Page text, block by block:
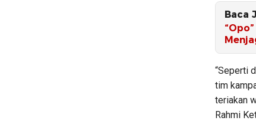
Baca
“Seperti
tim
teriakan
Rahmi